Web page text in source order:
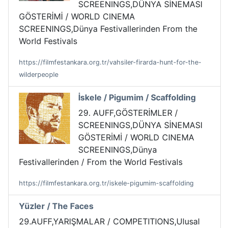
SCREENINGS,DÜNYA SİNEMASI
GÖSTERİMİ / WORLD CINEMA
SCREENINGS,Dünya Festivallerinden From the
World Festivals
https://filmfestankara.org.tr/vahsiler-firarda-hunt-for-the-
wilderpeople
İskele / Pigumim / Scaffolding
29. AUFF,GÖSTERİMLER /
SCREENINGS,DÜNYA SİNEMASI
GÖSTERİMİ / WORLD CINEMA
SCREENINGS,Dünya
Festivallerinden / From the World Festivals
https://filmfestankara.org.tr/iskele-pigumim-scaffolding
Yüzler / The Faces
29.AUFF,YARIŞMALAR / COMPETITIONS,Ulusal